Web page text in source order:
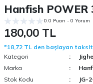
Hanfish POWER
0.0 Puan - 0 Yorum
180,00 TL
*18,72 TL den başlayan
Kategori
Marka
Stok Kodu
JG-